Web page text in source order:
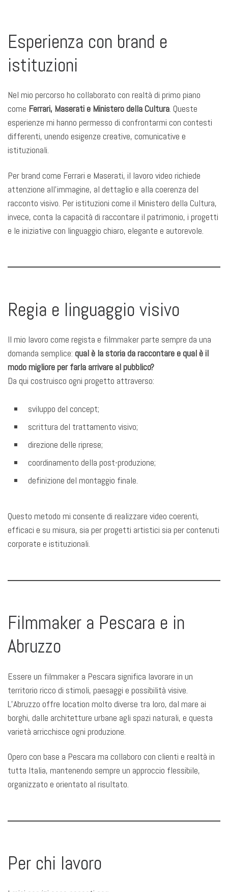
Esperienza con brand e
istituzioni
Nel mio percorso ho collaborato con realtà di primo piano
come Ferrari, Maserati e Ministero della Cultura. Queste
esperienze mi hanno permesso di confrontarmi con contesti
differenti, unendo esigenze creative, comunicative e
istituzionali.
Per brand come Ferrari e Maserati, il lavoro video richiede
attenzione all’immagine, al dettaglio e alla coerenza del
racconto visivo. Per istituzioni come il Ministero della Cultura,
invece, conta la capacità di raccontare il patrimonio, i progetti
e le iniziative con linguaggio chiaro, elegante e autorevole.
Regia e linguaggio visivo
Il mio lavoro come regista e filmmaker parte sempre da una
domanda semplice: qual è la storia da raccontare e qual è il
modo migliore per farla arrivare al pubblico?
Da qui costruisco ogni progetto attraverso:
sviluppo del concept;
scrittura del trattamento visivo;
direzione delle riprese;
coordinamento della post-produzione;
definizione del montaggio finale.
Questo metodo mi consente di realizzare video coerenti,
efficaci e su misura, sia per progetti artistici sia per contenuti
corporate e istituzionali.
Filmmaker a Pescara e in
Abruzzo
Essere un filmmaker a Pescara significa lavorare in un
territorio ricco di stimoli, paesaggi e possibilità visive.
L’Abruzzo offre location molto diverse tra loro, dal mare ai
borghi, dalle architetture urbane agli spazi naturali, e questa
varietà arricchisce ogni produzione.
Opero con base a Pescara ma collaboro con clienti e realtà in
tutta Italia, mantenendo sempre un approccio flessibile,
organizzato e orientato al risultato.
Per chi lavoro